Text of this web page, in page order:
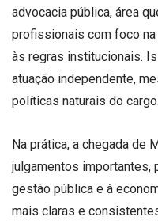
advocacia pública, área
profissionais com foco
às regras institucionais.
atuação independente,
políticas naturais do cargo.
Na prática, a chegada de
julgamentos importantes,
gestão pública e à
mais claras e